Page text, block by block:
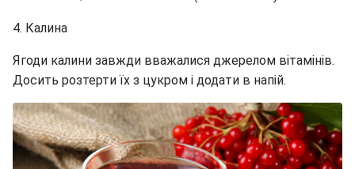
4. Калина
Ягоди калини завжди вважалися джерелом вітамінів.
Досить розтерти їх з цукром і додати в напій.